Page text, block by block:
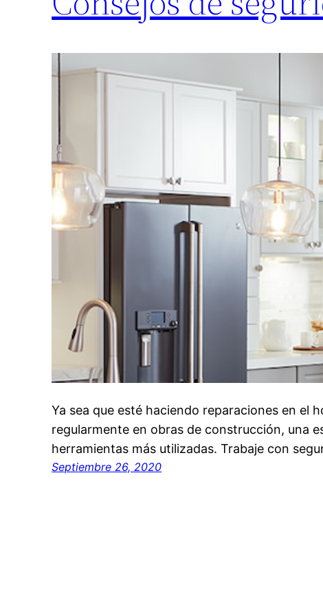
Ya sea que esté haciendo reparaciones en el
regularmente en obras de construcción, una
herramientas más utilizadas. Trabaje con
Septiembre 26, 2020